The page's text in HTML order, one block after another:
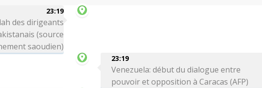
23:19
des dirigeants
(source
saoudien)
23:19
Venezuela: début du dialogue entre
pouvoir et opposition à Caracas (AFP)